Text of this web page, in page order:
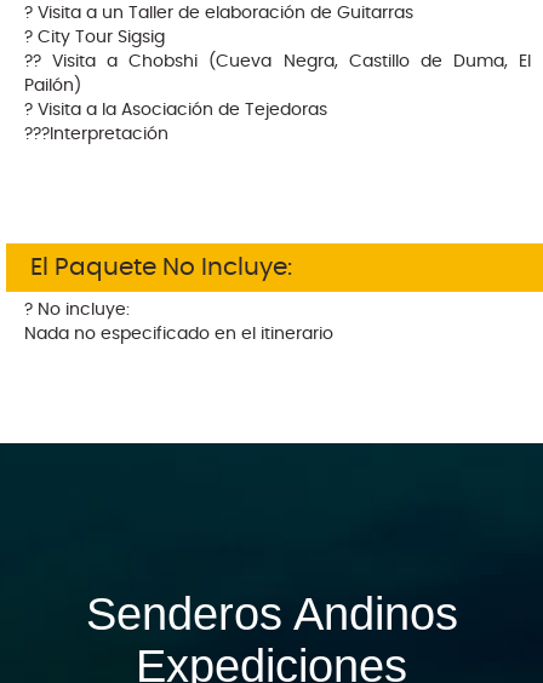
? Visita a un Taller de elaboración de Guitarras
? City Tour Sigsig
?? Visita a Chobshi (Cueva Negra, Castillo de Duma, El
Pailón)
? Visita a la Asociación de Tejedoras
?‍??Interpretación
El Paquete No Incluye:
? No incluye:
Nada no especificado en el itinerario
Senderos Andinos
Expediciones